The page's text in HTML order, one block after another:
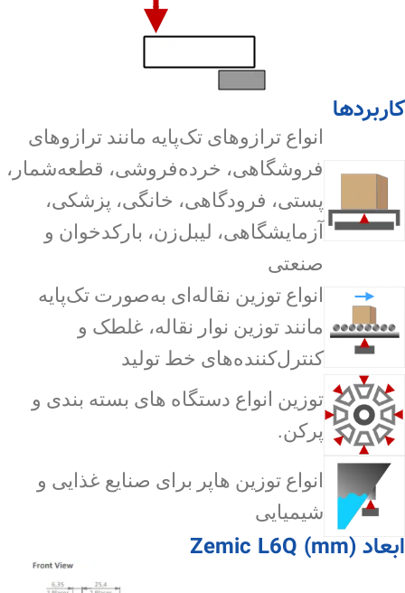
کاربردها
انواع ترازوهای تک‌پایه مانند ترازوهای
فروشگاهی، خرده‌فروشی، قطعه‌شمار،
پستی، فرودگاهی، خانگی، پزشکی،
آزمایشگاهی، لیبل‌زن، بارکدخوان و
صنعتی
انواع توزین نقاله‌ای به‌صورت تک‌پایه
مانند توزین نوار نقاله، غلطک و
کنترل‌کننده‌های خط تولید
توزین انواع دستگاه های بسته بندی و
پرکن.
انواع توزین هاپر برای صنایع غذایی و
شیمیایی
ابعاد Zemic L6Q (mm)